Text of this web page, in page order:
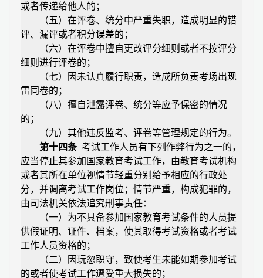
或者传递给他人的；
（五）在评卷、统分中严重失职，造成明显的错
评、漏评或者积分误差的；
（六）在评卷中擅自更改评分细则或者不按评分
细则进行评卷的；
（七）因未认真履行职责，造成所负责考场出现
雷同卷的；
（八）擅自泄露评卷、统分等应予保密的情况
的；
（九）其他违反监考、评卷等管理规定的行为。
第十四条 考试工作人员有下列作弊行为之一的，
应当停止其参加国家教育考试工作，由教育考试机构
或者其所在单位视情节轻重分别给予相应的行政处
分，并调离考试工作岗位；情节严重，构成犯罪的，
由司法机关依法追究刑事责任：
（一）为不具备参加国家教育考试条件的人员提
供假证明、证件、档案，使其取得考试资格或者考试
工作人员资格的；
（二）因玩忽职守，致使考生未能如期参加考试
的或者使考试工作遭受重大损失的；